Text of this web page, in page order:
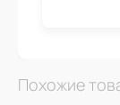
Похожие